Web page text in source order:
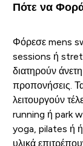
Πότε να
Φόρεσε mens
sessions ή
διατηρούν
προπονήσεις.
λειτουργούν
running ή park
yoga, pilates ή
υλικά